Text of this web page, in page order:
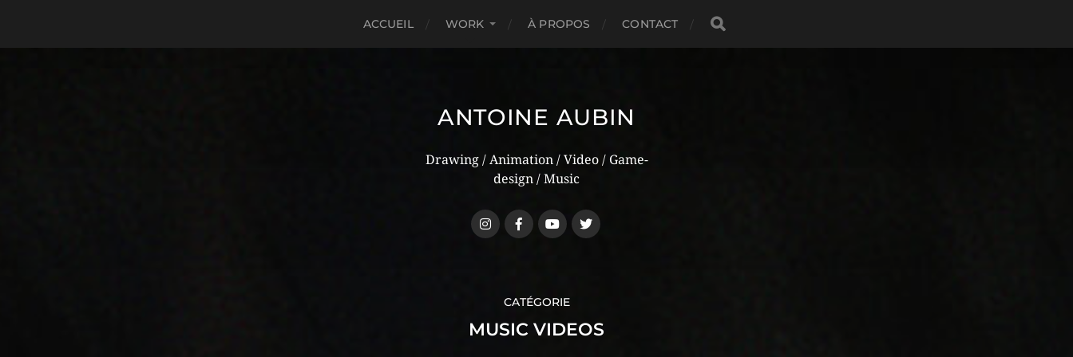
ACCUEIL WORK À PROPOS CONTACT
ANTOINE AUBIN
Drawing / Animation / Video / Game-
design / Music
CATÉGORIE
MUSIC VIDEOS